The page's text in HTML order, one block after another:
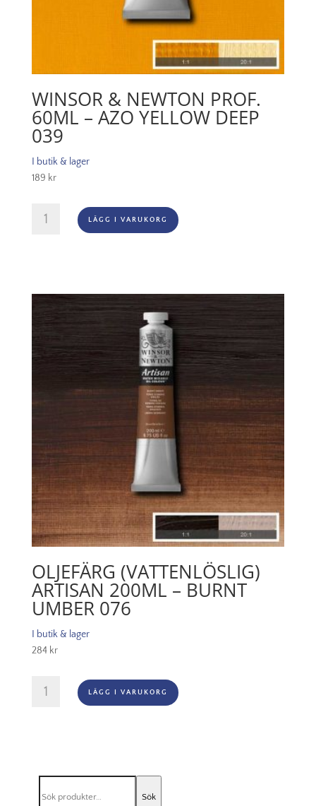
WINSOR & NEWTON PROF.
60ML – AZO YELLOW DEEP
039
I butik & lager
189 kr
Winsor
-
Azo
039
LÄGG I VARUKORG
OLJEFÄRG (VATTENLÖSLIG)
ARTISAN 200ML – BURNT
UMBER 076
I butik & lager
284 kr
(vattenlöslig)
umber
076
LÄGG I VARUKORG
efter:
Sök